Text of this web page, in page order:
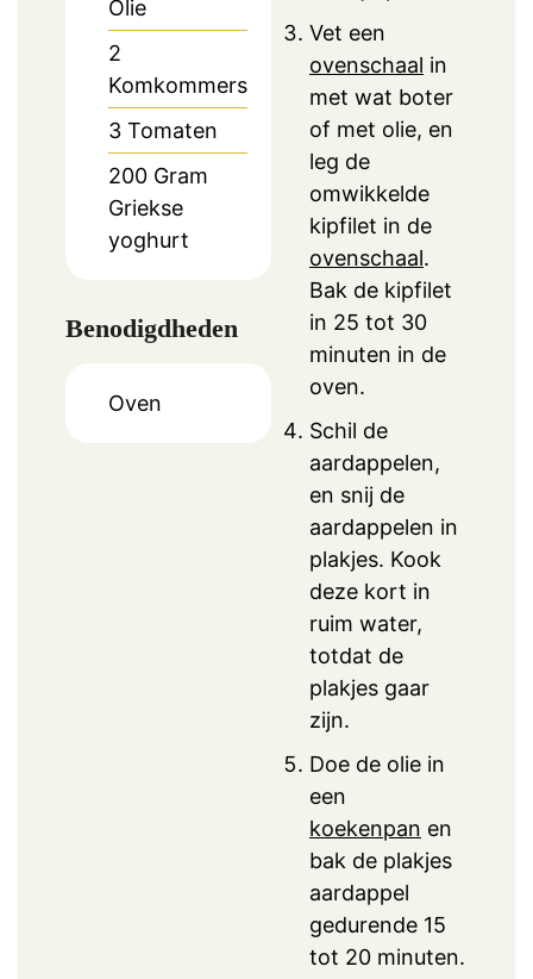
Olie
2
Komkommers
3 Tomaten
200 Gram
Griekse
yoghurt
Benodigdheden
Oven
Vet een
ovenschaal in
met wat boter
of met olie, en
leg de
omwikkelde
kipfilet in de
ovenschaal.
Bak de kipfilet
in 25 tot 30
minuten in de
oven.
Schil de
aardappelen,
en snij de
aardappelen in
plakjes. Kook
deze kort in
ruim water,
totdat de
plakjes gaar
zijn.
Doe de olie in
een
koekenpan en
bak de plakjes
aardappel
gedurende 15
tot 20 minuten.